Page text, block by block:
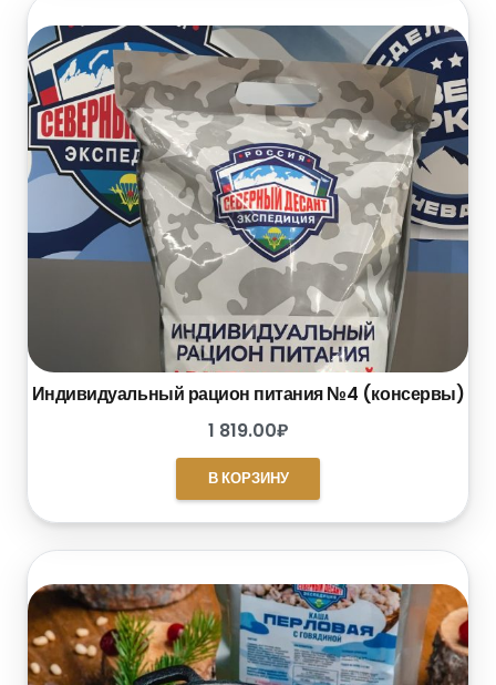
Индивидуальный рацион питания №4 (консервы)
1 819.00₽
В КОРЗИНУ